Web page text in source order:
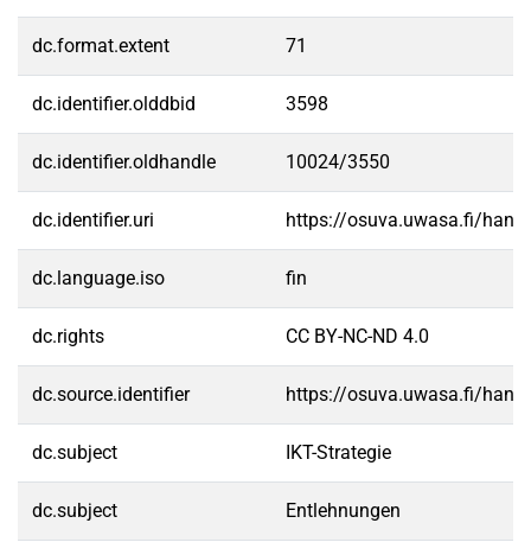
dc.format.extent 71
dc.identifier.olddbid 3598
dc.identifier.oldhandle 10024/3550
dc.identifier.uri https://osuva.uwasa.fi/
dc.language.iso fin
dc.rights CC BY-NC-ND 4.0
dc.source.identifier https://osuva.uwasa.fi/
dc.subject IKT-Strategie
dc.subject Entlehnungen